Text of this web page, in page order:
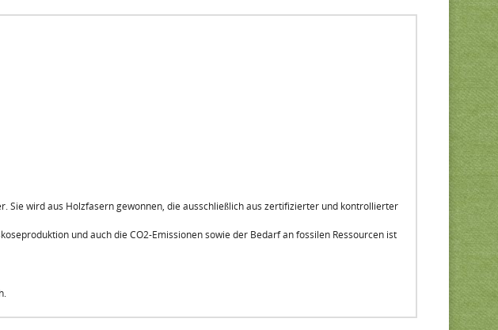
Sie wird aus Holzfasern gewonnen, die ausschließlich aus zertifizierter und kontrollierter
und auch die CO2-Emissionen sowie der Bedarf an fossilen Ressourcen ist